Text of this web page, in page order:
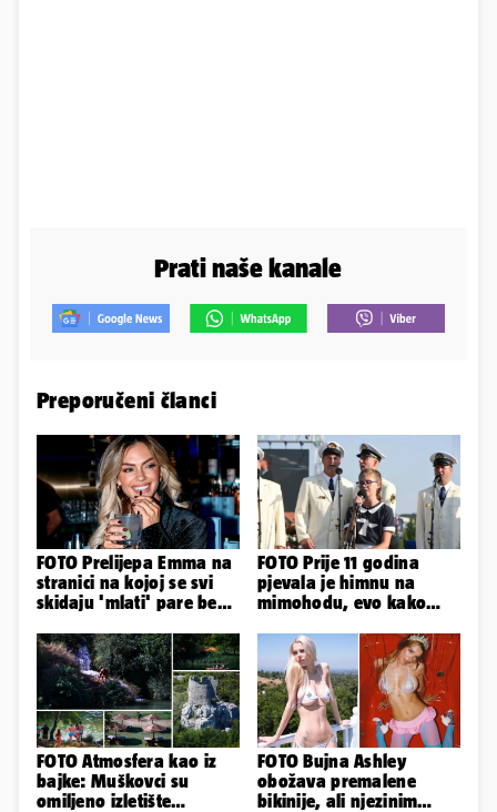
Prati naše kanale
Preporučeni članci
FOTO Prelijepa Emma na
stranici na kojoj se svi
skidaju 'mlati' pare bez
FOTO Prije 11 godina
pjevala je himnu na
mimohodu, evo kako
Negovetić
FOTO Atmosfera kao iz
bajke: Muškovci su
omiljeno izletište
FOTO Bujna Ashley
obožava premalene
bikinije, ali njezinim